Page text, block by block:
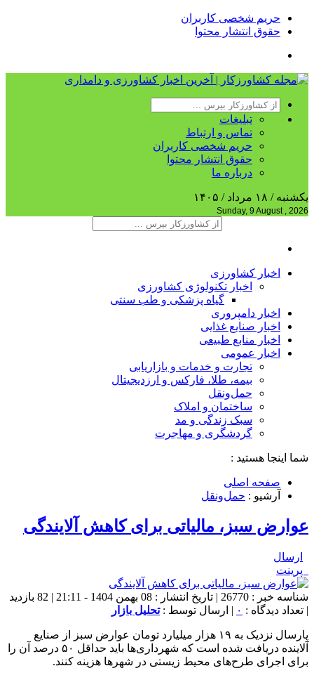
حریم شخصی کاربران
حقوق انتشار محتوا
تبلیغات
تماس و ارتباط
حریم شخصی کاربران
حقوق انتشار محتوا
درباره ما
یکشنبه / ۱۸ مرداد / ۱۴۰۵
Sunday, 9 August , 2026
اخبار کشاورزی
اخبار تکنولوژی کشاورزی
گیاه پزشکی و طب سنتی
اخبار دامپروری
اخبار صنایع غذایی
اخبار منابع طبیعی
اخبار عمومی
تجارت و خدمات و بازاریابی
بیمه، طلا، فارکس و ارزدیجیتال
حمل‌و‌نقل
ساختمان و املاک
سبک زندگی و مد
گردشگری و مهاجرت
شما اینجا هستید :
صفحه اصلی
آرشیو : حمل‌و‌نقل
عوارض سبز، مالیاتی برای کاهش آلایندگی
ارسال
پرینت
شناسه خبر : 26770 | تاریخ انتشار : 08 بهمن 1404 - 21:11 | 82 بازدید
| تعداد دیدگاه : ۰ | ارسال توسط :تحلیل بازار
پارسال نزدیک به ۱۹ هزار میلیارد تومان عوارض سبز از صنایع
آلاینده دریافت شده است که شهرداری‌ها باید حداقل ۵۰ درصد آن را
برای اجرای طرح‌های محیط زیستی در شهرها هزینه کنند.